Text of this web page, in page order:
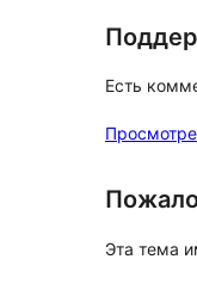
Есть
Эта тема